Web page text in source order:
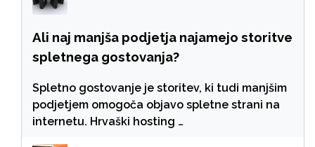
Ali naj manjša podjetja najamejo storitve
spletnega gostovanja?
Spletno gostovanje je storitev, ki tudi manjšim
podjetjem omogoča objavo spletne strani na
internetu. Hrvaški hosting …